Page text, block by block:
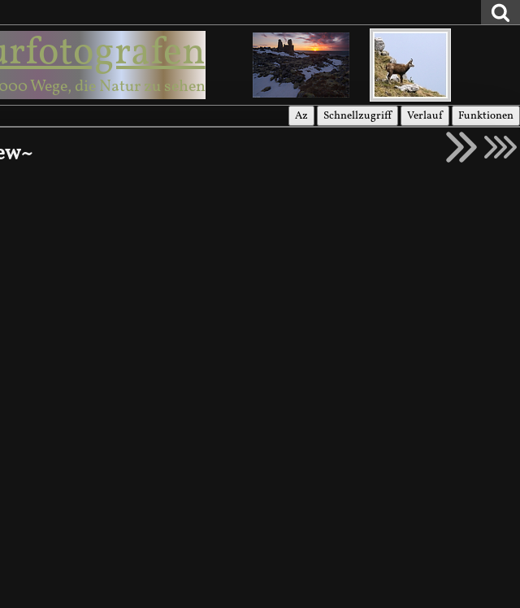
Wege, die Natur zu sehen
Az Schnellzugriff Verlauf Funktionen